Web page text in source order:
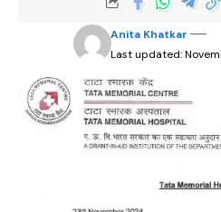
Last updated:
Anita Khatkar